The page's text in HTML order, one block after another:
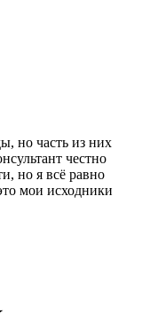
но часть из них
честно
но я всё равно
мои исходники